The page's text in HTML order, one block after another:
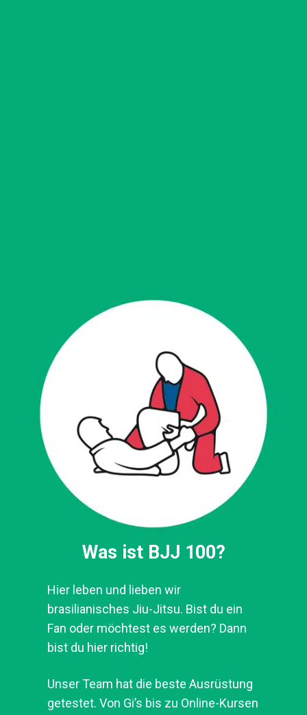
Was ist BJJ 100?
brasilianisches Jiu-Jitsu. Bist du ein
Fan oder möchtest es werden? Dann
bist du hier richtig!
Ausrüstung getestet. Von Gi’s bis zu
Online-Kursen – alles für deine BJJ-